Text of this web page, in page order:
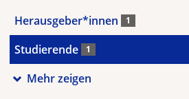
Herausgeber*innen 1
Studierende 1
Mehr zeigen